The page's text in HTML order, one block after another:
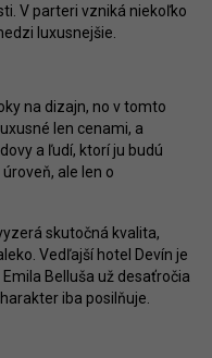
V parteri vzniká niekoľko
luxusnejšie.
na dizajn, no v tomto
len cenami, a
a ľudí, ktorí ju budú
ale len o
skutočná kvalita,
Vedľajší hotel Devín je
Belluša už desaťročia
iba posilňuje.